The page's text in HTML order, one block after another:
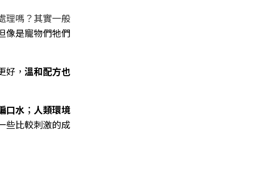
理嗎？其實一般
像是寵物們牠們
好， 溫和配方也
口水 ； 人類環境
些比較刺激的成